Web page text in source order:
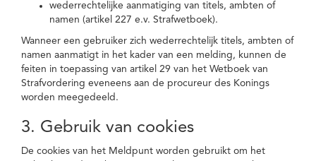
wederrechtelijke aanmatiging van titels, ambten of
namen (artikel 227 e.v. Strafwetboek).
Wanneer een gebruiker zich wederrechtelijk titels, ambten of
namen aanmatigt in het kader van een melding, kunnen de
feiten in toepassing van artikel 29 van het Wetboek van
Strafvordering eveneens aan de procureur des Konings
worden meegedeeld.
3. Gebruik van cookies
De cookies van het Meldpunt worden gebruikt om het